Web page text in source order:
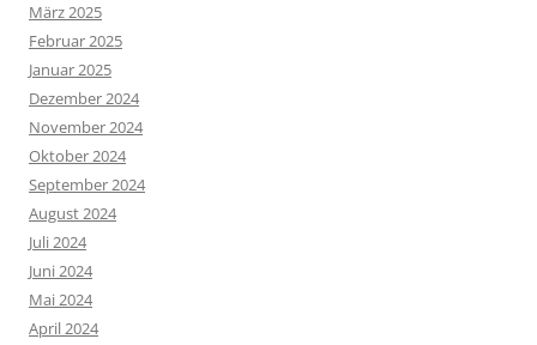
März 2025
Februar 2025
Januar 2025
Dezember 2024
November 2024
Oktober 2024
September 2024
August 2024
Juli 2024
Juni 2024
Mai 2024
April 2024